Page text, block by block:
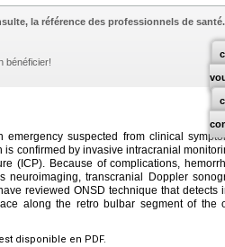
la référence des professionnels de santé.
bénéficier!
emergency suspected from clinical
is confirmed by invasive intracranial
(ICP). Because of complications,
neuroimaging, transcranial Doppler
reviewed ONSD technique that
along the retro bulbar segment of the
disponible en PDF.